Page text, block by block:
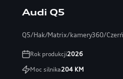
Audi Q5
Q5/Hak/Matrix/kamery360/
Rok produkcji2026
Moc silnika204KM